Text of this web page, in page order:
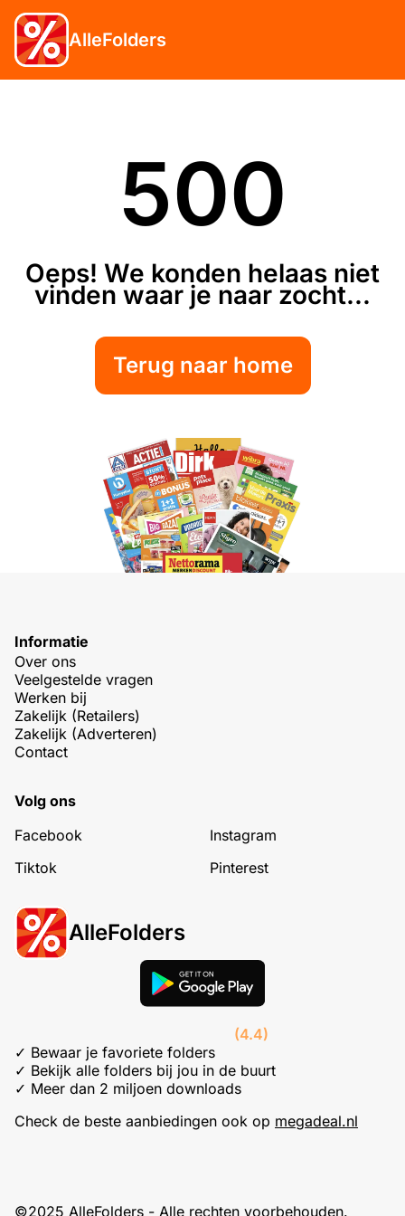
AlleFolders
500
Oeps! We konden helaas niet
vinden waar je naar zocht...
Terug naar home
Informatie
Over ons
Veelgestelde vragen
Werken bij
Zakelijk (Retailers)
Zakelijk (Adverteren)
Contact
Volg ons
Facebook
Instagram
Tiktok
Pinterest
AlleFolders
(4.4)
✓ Bewaar je favoriete folders
✓ Bekijk alle folders bij jou in de buurt
✓ Meer dan 2 miljoen downloads
Check de beste aanbiedingen ook op megadeal.nl
©2025 AlleFolders - Alle rechten voorbehouden.